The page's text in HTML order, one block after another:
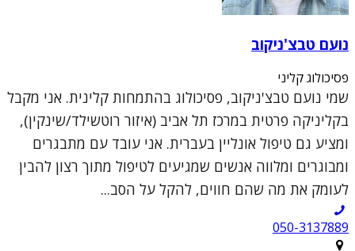
נועם טבצ'ניקוב
פסיכולוג קליני
שמי נועם טבצ'ניקוב, פסיכולוג בהתמחות קלינית. אני מקבל
בקליניקה פרטית במרכז תל אביב (איזור רוטשילד/שינקין),
ומציע גם טיפול אונליין בעברית. אני עובד עם מתבגרים
ומבוגרים ומלווה אנשים שמגיעים לטיפול מתוך רצון להבין
לעומק את מה שהם חווים, להקל על הסב...
050-3137889